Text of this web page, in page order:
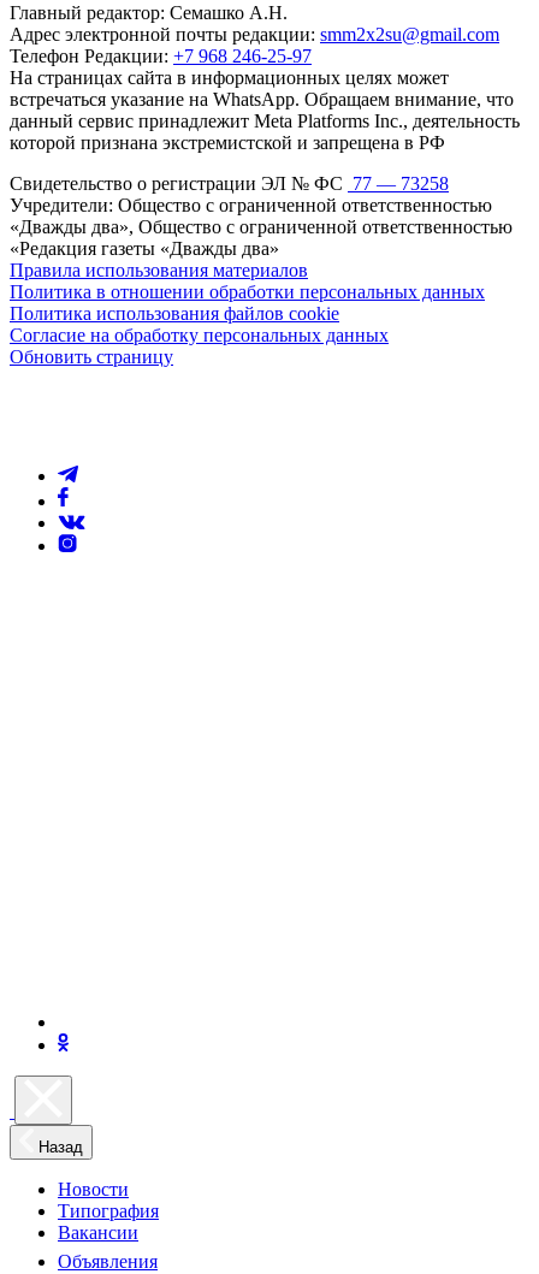
Главный редактор: Семашко А.Н.
Адрес электронной почты редакции: smm2x2su@gmail.com
Телефон Редакции: +7 968 246-25-97
На страницах сайта в информационных целях может
встречаться указание на WhatsApp. Обращаем внимание, что
данный сервис принадлежит Meta Platforms Inc., деятельность
которой признана экстремистской и запрещена в РФ
Свидетельство о регистрации ЭЛ № ФС 77 — 73258
Учредители: Общество с ограниченной ответственностью
«Дважды два», Общество с ограниченной ответственностью
«Редакция газеты «Дважды два»
Правила использования материалов
Политика в отношении обработки персональных данных
Политика использования файлов cookie
Согласие на обработку персональных данных
Обновить страницу
Назад
Новости
Типография
Вакансии
Объявления